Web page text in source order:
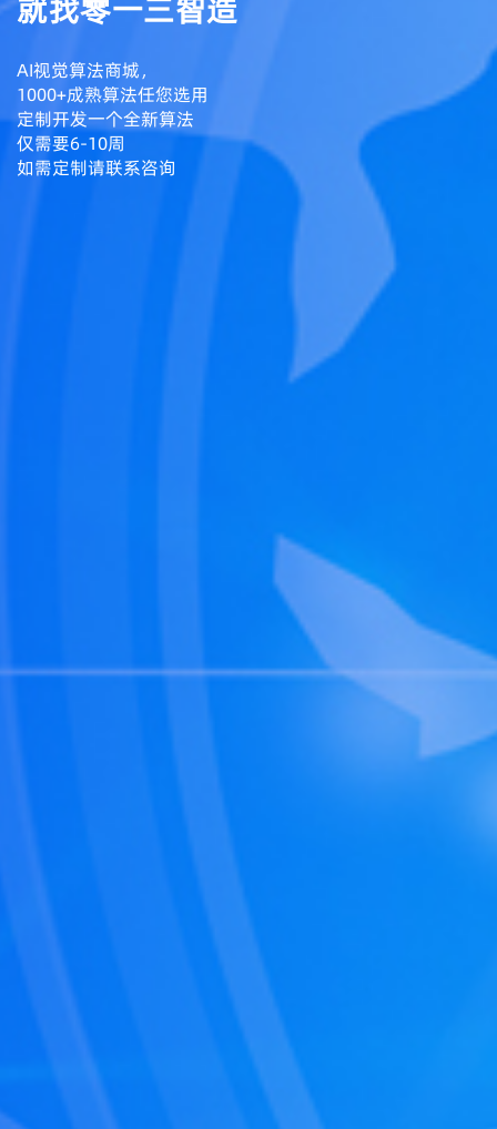
就找零一三智造
AI视觉算法商城，
1000+成熟算法任您选用
定制开发一个全新算法
仅需要6-10周
如需定制请联系咨询